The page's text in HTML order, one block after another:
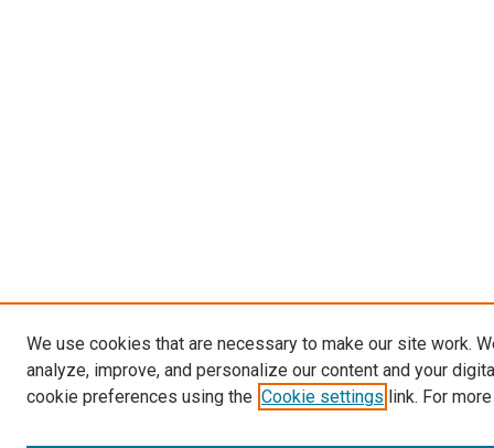
We use cookies that are necessary to make our site work.
analyze, improve, and personalize our content and your
cookie preferences using the Cookie settings link. For